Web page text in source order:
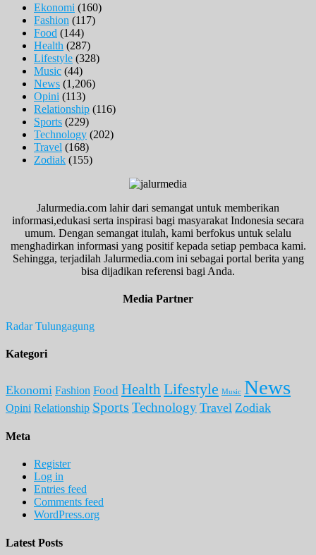
Ekonomi (160)
Fashion (117)
Food (144)
Health (287)
Lifestyle (328)
Music (44)
News (1,206)
Opini (113)
Relationship (116)
Sports (229)
Technology (202)
Travel (168)
Zodiak (155)
Jalurmedia.com lahir dari semangat untuk memberikan
informasi,edukasi serta inspirasi bagi masyarakat Indonesia secara
umum. Dengan semangat itulah, kami berfokus untuk selalu
menghadirkan informasi yang positif kepada setiap pembaca kami.
Sehingga, terjadilah Jalurmedia.com ini sebagai portal berita yang
bisa dijadikan referensi bagi Anda.
Media Partner
Radar Tulungagung
Kategori
Ekonomi Fashion Food Health Lifestyle Music News
Opini Relationship Sports Technology Travel Zodiak
Meta
Register
Log in
Entries feed
Comments feed
WordPress.org
Latest Posts